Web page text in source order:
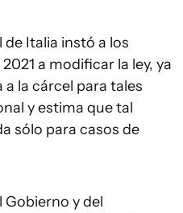
Italia instó a los
a modificar la ley, ya
la cárcel para tales
y estima que tal
sólo para casos de
Gobierno y del